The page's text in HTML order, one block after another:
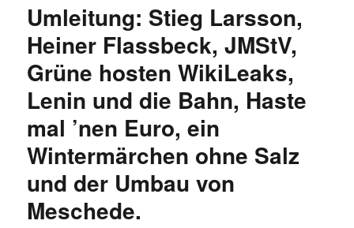
sich
Gegnern
des
neuen
Ostrings
Umleitung: Stieg Larsson,
Heiner Flassbeck, JMStV,
Grüne hosten WikiLeaks,
Lenin und die Bahn, Haste
mal ’nen Euro, ein
Wintermärchen ohne Salz
und der Umbau von
Meschede.